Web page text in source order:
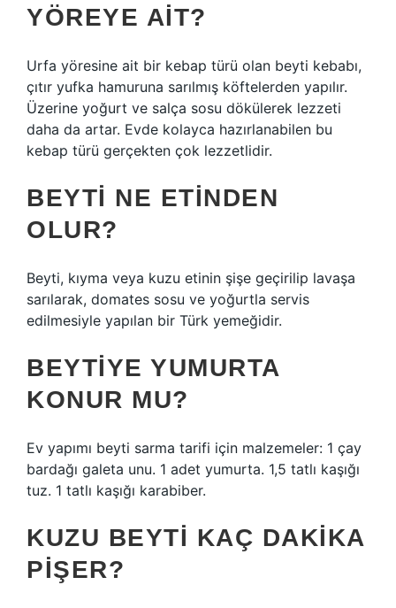
YÖREYE AIT?
Urfa yöresine ait bir kebap türü olan beyti kebabı,
çıtır yufka hamuruna sarılmış köftelerden yapılır.
Üzerine yoğurt ve salça sosu dökülerek lezzeti
daha da artar. Evde kolayca hazırlanabilen bu
kebap türü gerçekten çok lezzetlidir.
BEYTI NE ETINDEN
OLUR?
Beyti, kıyma veya kuzu etinin şişe geçirilip lavaşa
sarılarak, domates sosu ve yoğurtla servis
edilmesiyle yapılan bir Türk yemeğidir.
BEYTIYE YUMURTA
KONUR MU?
Ev yapımı beyti sarma tarifi için malzemeler: 1 çay
bardağı galeta unu. 1 adet yumurta. 1,5 tatlı kaşığı
tuz. 1 tatlı kaşığı karabiber.
KUZU BEYTI KAÇ DAKIKA
PIŞER?